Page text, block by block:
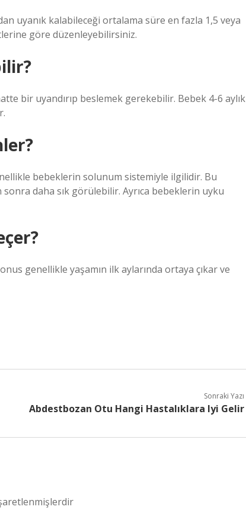
uyanık kalabileceği ortalama süre en fazla 1,5 veya
göre düzenleyebilirsiniz.
bir uyandırıp beslemek gerekebilir. Bebek 4-6 aylık
bebeklerin solunum sistemiyle ilgilidir. Bu
daha sık görülebilir. Ayrıca bebeklerin uyku
genellikle yaşamın ilk aylarında ortaya çıkar ve
Sonraki Yazı
Abdestbozan Otu Hangi Hastalıklara Iyi Gelir